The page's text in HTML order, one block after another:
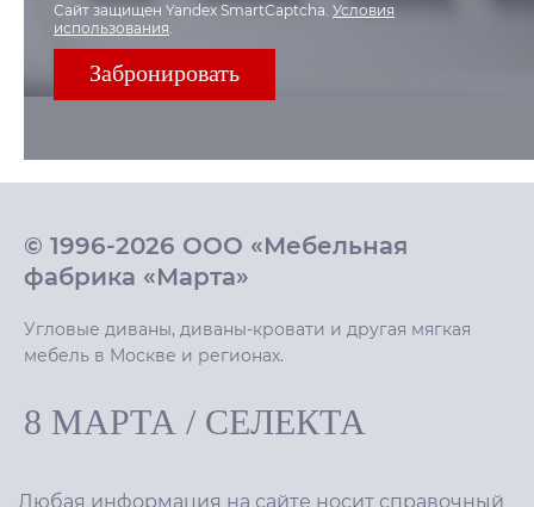
Сайт защищен Yandex SmartCaptcha. Условия
использования.
© 1996-2026 ООО «Мебельная
фабрика «Марта»
Угловые диваны, диваны-кровати и другая мягкая
мебель в Москве и регионах.
8 МАРТА / СЕЛЕКТА
Любая информация на сайте носит справочный